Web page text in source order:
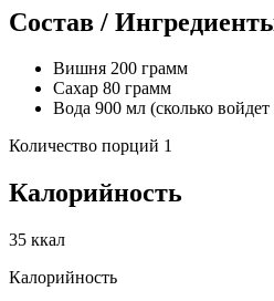
Состав /
Вишня 200 грамм
Сахар 80 грамм
Вода 900 мл (сколько
Количество порций 1
Калорийность
35 ккал
Калорийность